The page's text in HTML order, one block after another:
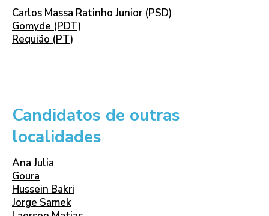
Carlos Massa Ratinho Junior (PSD)
Gomyde (PDT)
Requião (PT)
Candidatos de outras
localidades
Ana Julia
Goura
Hussein Bakri
Jorge Samek